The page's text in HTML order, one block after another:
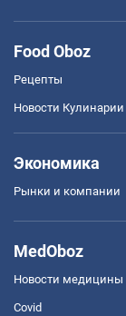
Food Oboz
Рецепты
Новости Кулинарии
Экономика
Рынки и компании
MedOboz
Новости медицины
Covid